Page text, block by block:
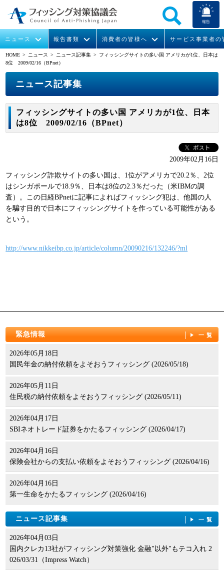
報告
ニュース
イベント
報告書類
月次報告書
消費者の皆様へ
フィッシングの報告
サービス事業者の
STOP. THINK. CONNECT.
運営委員紹介
メンバー
入会案内
HOME > ニュース > ニュース記事集 > フィッシングサイトの多い国 アメリカが1位、日本は
8位 2009/02/16（BPnet）
ニュース記事集
フィッシングサイトの多い国 アメリカが1位、日本
は8位 2009/02/16（BPnet）
2009年02月16日
フィッシング詐欺サイトの多い国は、1位がアメリカで20.2％、2位
はシンガポールで18.9％、日本は8位の2.3％だった（米IBMの調
査）。この日経BPnetに記事によればフィッシング犯は、他国の人
を騙す目的で日本にフィッシングサイトを作っている可能性がある
という。
http://www.nikkeibp.co.jp/article/column/20090216/132246/?ml
緊急情報 一覧
2026年05月18日
国民年金の納付依頼をよそおうフィッシング (2026/05/18)
2026年05月11日
住民税の納付依頼をよそおうフィッシング (2026/05/11)
2026年04月17日
SBIネオトレード証券をかたるフィッシング (2026/04/17)
2026年04月16日
保険会社からの支払い依頼をよそおうフィッシング (2026/04/16)
2026年04月16日
第一生命をかたるフィッシング (2026/04/16)
ニュース記事集 一覧
2026年04月03日
国内クレカ13社がフィッシング対策強化 金融"以外"もテコ入れ 2
026/03/31（Impress Watch）